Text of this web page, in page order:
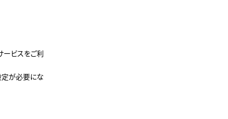
ービスをご利
定が必要にな